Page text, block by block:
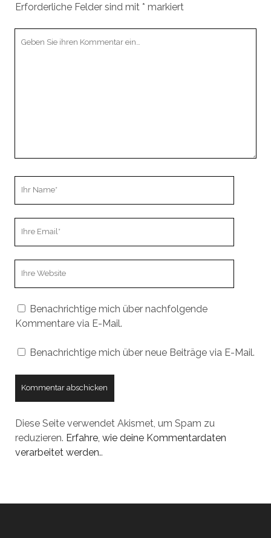
Erforderliche Felder sind mit * markiert
Benachrichtige mich über nachfolgende
Kommentare via E-Mail.
Benachrichtige mich über neue Beiträge via E-Mail.
Diese Seite verwendet Akismet, um Spam zu
reduzieren. Erfahre, wie deine Kommentardaten
verarbeitet werden..